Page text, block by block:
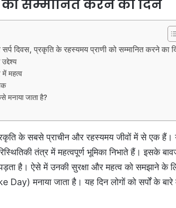
को सम्मानित करने का दिन
दिवस, प्रकृति के रहस्यमय प्राणी को सम्मानित करने का
में महत्व
जाता है?
के सबसे प्राचीन और रहस्यमय जीवों में से एक हैं।
तंत्र में महत्वपूर्ण भूमिका निभाते हैं। इसके
है। ऐसे में उनकी सुरक्षा और महत्व को समझाने के
Day) मनाया जाता है। यह दिन लोगों को सर्पों के